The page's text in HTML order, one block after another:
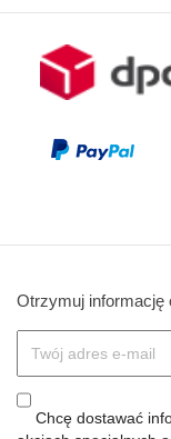
Otrzymuj informację
Chcę dostawać